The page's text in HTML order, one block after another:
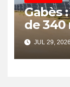
Gabès
de 340
pour
JUL 29, 2026